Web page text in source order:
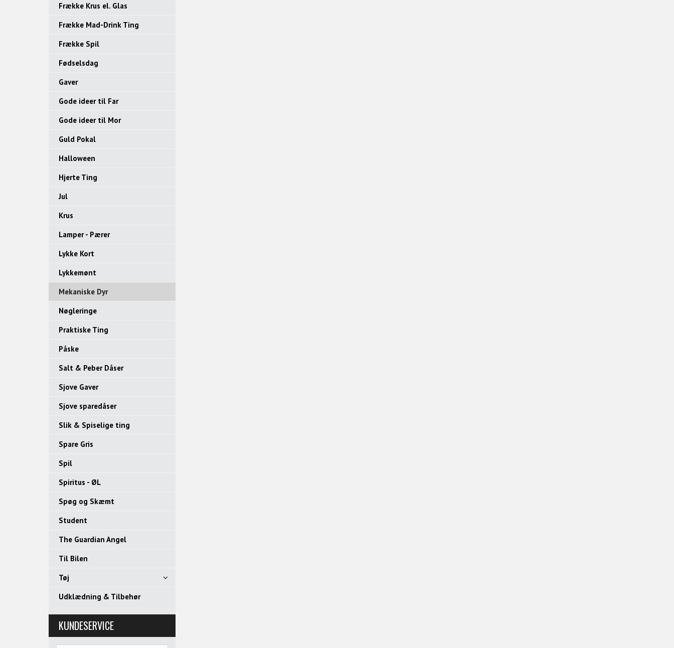
Frække Krus el. Glas
Frække Mad-Drink Ting
Frække Spil
Fødselsdag
Gaver
Gode ideer til Far
Gode ideer til Mor
Guld Pokal
Halloween
Hjerte Ting
Jul
Krus
Lamper - Pærer
Lykke Kort
Lykkemønt
Mekaniske Dyr
Nøgleringe
Praktiske Ting
Påske
Salt & Peber Dåser
Sjove Gaver
Sjove sparedåser
Slik & Spiselige ting
Spare Gris
Spil
Spiritus - ØL
Spøg og Skæmt
Student
The Guardian Angel
Til Bilen
Tøj
Udklædning & Tilbehør
KUNDESERVICE